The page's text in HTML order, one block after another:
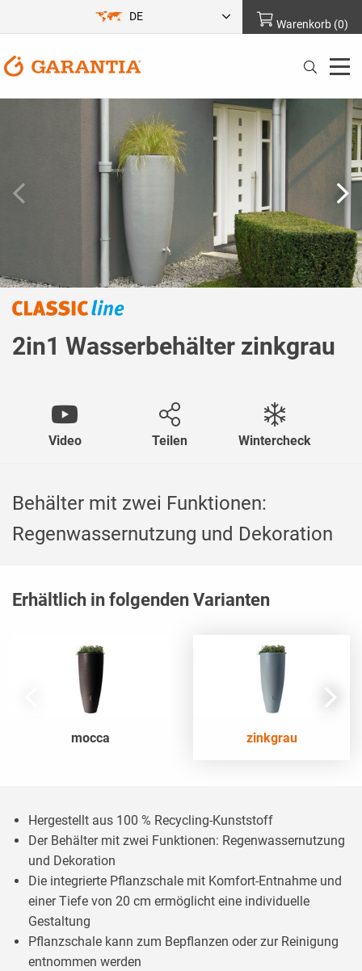
Warenkorb (0)
DE
2in1 Wasserbehälter zinkgrau
Video Teilen Wintercheck
Behälter mit zwei Funktionen:
Regenwassernutzung und Dekoration
Erhältlich in folgenden Varianten
mocca zinkgrau
Hergestellt aus 100 % Recycling-Kunststoff
Der Behälter mit zwei Funktionen: Regenwassernutzung
und Dekoration
Die integrierte Pflanzschale mit Komfort-Entnahme und
einer Tiefe von 20 cm ermöglicht eine individuelle
Gestaltung
Pflanzschale kann zum Bepflanzen oder zur Reinigung
entnommen werden